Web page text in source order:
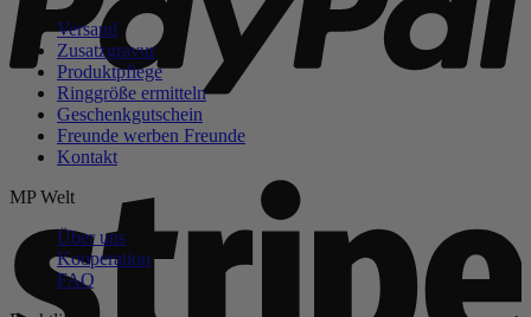
Versand
Zusatzgravur
Produktpflege
Ringgröße ermitteln
Geschenkgutschein
Freunde werben Freunde
Kontakt
MP Welt
Über uns
Kooperation
FAQ